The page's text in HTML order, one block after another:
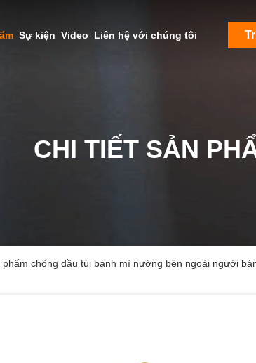
Sự kiện Video Liên hệ với chúng tôi
CHI TIẾT SẢN
chống dầu túi bánh mì nướng bên ngoài người